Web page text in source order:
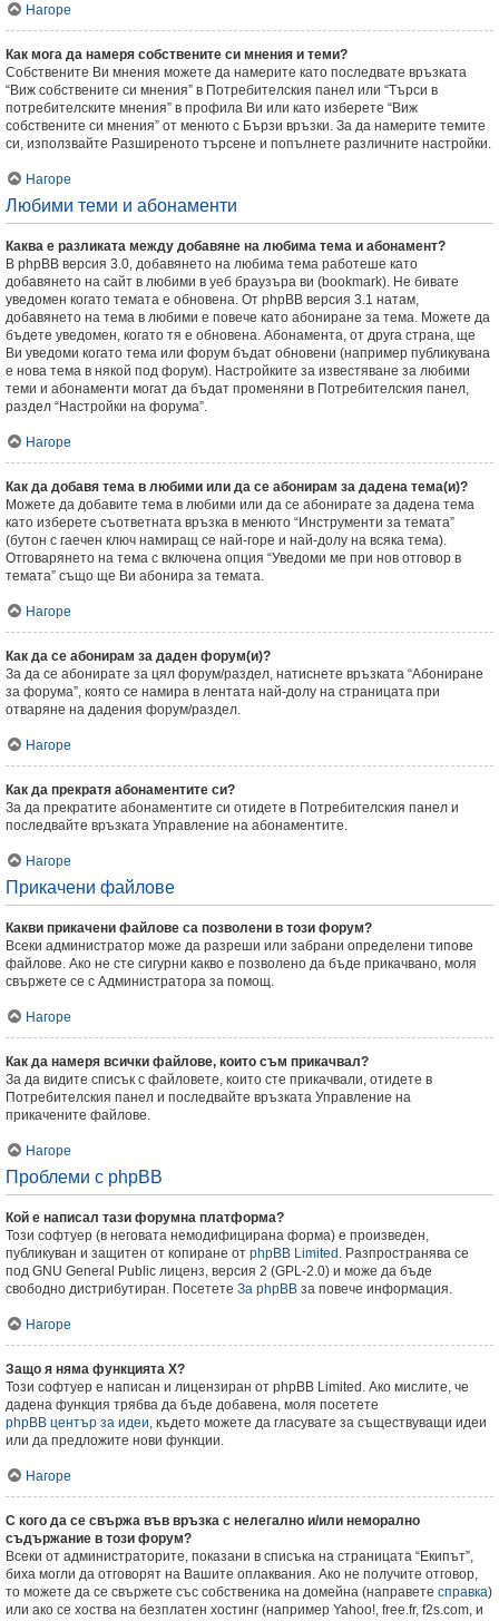
Нагоре
Как мога да намеря собствените си мнения и теми?
Собствените Ви мнения можете да намерите като последвате връзката
“Виж собствените си мнения” в Потребителския панел или “Търси в
потребителските мнения” в профила Ви или като изберете “Виж
собствените си мнения” от менюто с Бързи връзки. За да намерите темите
си, използвайте Разширеното търсене и попълнете различните настройки.
Нагоре
Любими теми и абонаменти
Каква е разликата между добавяне на любима тема и абонамент?
В phpBB версия 3.0, добавянето на любима тема работеше като
добавянето на сайт в любими в уеб браузъра ви (bookmark). Не бивате
уведомен когато темата е обновена. От phpBB версия 3.1 натам,
добавянето на тема в любими е повече като абониране за тема. Можете да
бъдете уведомен, когато тя е обновена. Абонамента, от друга страна, ще
Ви уведоми когато тема или форум бъдат обновени (например публикувана
е нова тема в някой под форум). Настройките за известяване за любими
теми и абонаменти могат да бъдат променяни в Потребителския панел,
раздел “Настройки на форума”.
Нагоре
Как да добавя тема в любими или да се абонирам за дадена тема(и)?
Можете да добавите тема в любими или да се абонирате за дадена тема
като изберете съответната връзка в менюто “Инструменти за темата”
(бутон с гаечен ключ намиращ се най-горе и най-долу на всяка тема).
Отговарянето на тема с включена опция “Уведоми ме при нов отговор в
темата” също ще Ви абонира за темата.
Нагоре
Как да се абонирам за даден форум(и)?
За да се абонирате за цял форум/раздел, натиснете връзката “Абониране
за форума”, която се намира в лентата най-долу на страницата при
отваряне на дадения форум/раздел.
Нагоре
Как да прекратя абонаментите си?
За да прекратите абонаментите си отидете в Потребителския панел и
последвайте връзката Управление на абонаментите.
Нагоре
Прикачени файлове
Какви прикачени файлове са позволени в този форум?
Всеки администратор може да разреши или забрани определени типове
файлове. Ако не сте сигурни какво е позволено да бъде прикачвано, моля
свържете се с Администратора за помощ.
Нагоре
Как да намеря всички файлове, които съм прикачвал?
За да видите списък с файловете, които сте прикачвали, отидете в
Потребителския панел и последвайте връзката Управление на
прикачените файлове.
Нагоре
Проблеми с phpBB
Кой е написал тази форумна платформа?
Този софтуер (в неговата немодифицирана форма) е произведен,
публикуван и защитен от копиране от phpBB Limited . Разпространява се
под GNU General Public лиценз, версия 2 (GPL-2.0) и може да бъде
свободно дистрибутиран. Посетете За phpBB за повече информация.
Нагоре
Защо я няма функцията X?
Този софтуер е написан и лицензиран от phpBB Limited. Ако мислите, че
дадена функция трябва да бъде добавена, моля посетете
phpBB център за идеи, където можете да гласувате за съществуващи идеи
или да предложите нови функции.
Нагоре
С кого да се свържа във връзка с нелегално и/или неморално
съдържание в този форум?
Всеки от администраторите, показани в списъка на страницата “Екипът”,
биха могли да отговорят на Вашите оплаквания. Ако не получите отговор,
то можете да се свържете със собственика на домейна (направете справка)
или ако се хоства на безплатен хостинг (например Yahoo!, free.fr, f2s.com, и